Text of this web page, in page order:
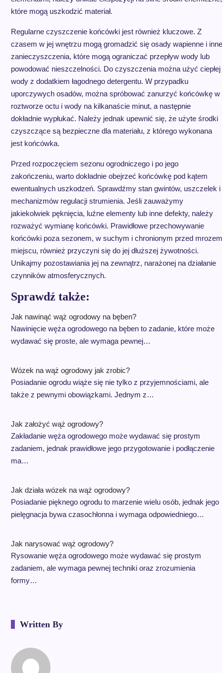
które mogą uszkodzić materiał.
Regularne czyszczenie końcówki jest również kluczowe. Z
czasem w jej wnętrzu mogą gromadzić się osady wapienne i inne
zanieczyszczenia, które mogą ograniczać przepływ wody lub
powodować nieszczelności. Do czyszczenia można użyć ciepłej
wody z dodatkiem łagodnego detergentu. W przypadku
uporczywych osadów, można spróbować zanurzyć końcówkę w
roztworze octu i wody na kilkanaście minut, a następnie
dokładnie wypłukać. Należy jednak upewnić się, że użyte środki
czyszczące są bezpieczne dla materiału, z którego wykonana
jest końcówka.
Przed rozpoczęciem sezonu ogrodniczego i po jego
zakończeniu, warto dokładnie obejrzeć końcówkę pod kątem
ewentualnych uszkodzeń. Sprawdźmy stan gwintów, uszczelek i
mechanizmów regulacji strumienia. Jeśli zauważymy
jakiekolwiek pęknięcia, luźne elementy lub inne defekty, należy
rozważyć wymianę końcówki. Prawidłowe przechowywanie
końcówki poza sezonem, w suchym i chronionym przed mrozem
miejscu, również przyczyni się do jej dłuższej żywotności.
Unikajmy pozostawiania jej na zewnątrz, narażonej na działanie
czynników atmosferycznych.
Sprawdź także:
Jak nawinąć wąż ogrodowy na bęben?
Nawinięcie węża ogrodowego na bęben to zadanie, które może
wydawać się proste, ale wymaga pewnej…
Wózek na wąż ogrodowy jak zrobic?
Posiadanie ogrodu wiąże się nie tylko z przyjemnościami, ale
także z pewnymi obowiązkami. Jednym z…
Jak założyć wąż ogrodowy?
Zakładanie węża ogrodowego może wydawać się prostym
zadaniem, jednak prawidłowe jego przygotowanie i podłączenie
ma…
Jak działa wózek na wąż ogrodowy?
Posiadanie pięknego ogrodu to marzenie wielu osób, jednak jego
pielęgnacja bywa czasochłonna i wymaga odpowiedniego…
Jak narysować wąż ogrodowy?
Rysowanie węża ogrodowego może wydawać się prostym
zadaniem, ale wymaga pewnej techniki oraz zrozumienia
formy…
Written By